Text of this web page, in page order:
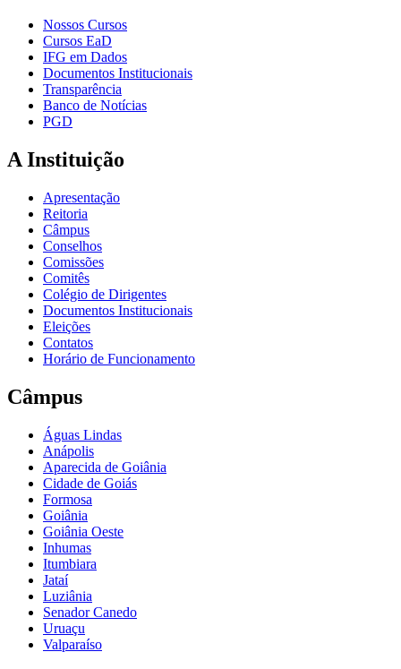
Nossos Cursos
Cursos EaD
IFG em Dados
Documentos Institucionais
Transparência
Banco de Notícias
PGD
A Instituição
Apresentação
Reitoria
Câmpus
Conselhos
Comissões
Comitês
Colégio de Dirigentes
Documentos Institucionais
Eleições
Contatos
Horário de Funcionamento
Câmpus
Águas Lindas
Anápolis
Aparecida de Goiânia
Cidade de Goiás
Formosa
Goiânia
Goiânia Oeste
Inhumas
Itumbiara
Jataí
Luziânia
Senador Canedo
Uruaçu
Valparaíso